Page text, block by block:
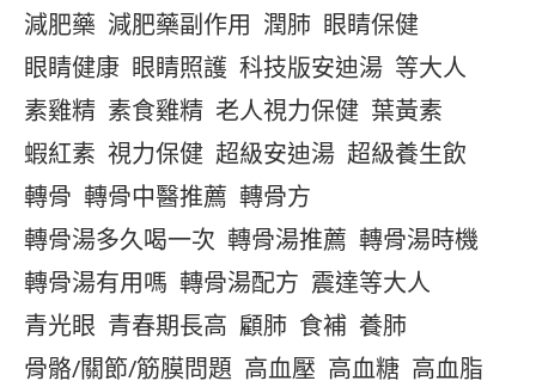
減肥藥 減肥藥副作用 潤肺 眼睛保健
眼睛健康 眼睛照護 科技版安迪湯 等大人
素雞精 素食雞精 老人視力保健 葉黃素
蝦紅素 視力保健 超級安迪湯 超級養生飲
轉骨 轉骨中醫推薦 轉骨方
轉骨湯多久喝一次 轉骨湯推薦 轉骨湯時機
轉骨湯有用嗎 轉骨湯配方 震達等大人
青光眼 青春期長高 顧肺 食補 養肺
骨骼/關節/筋膜問題 高血壓 高血糖 高血脂